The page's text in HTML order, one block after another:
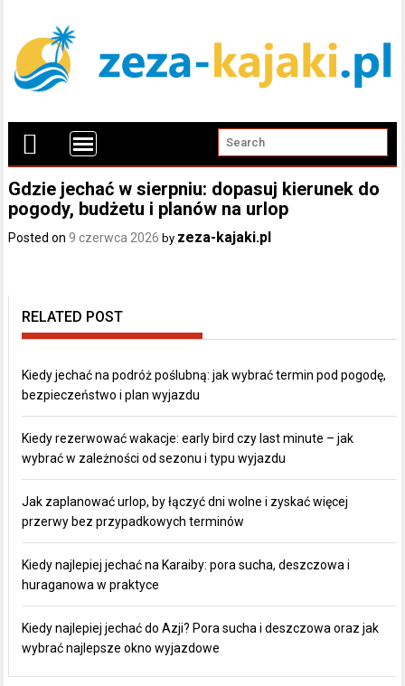
Gdzie jechać w sierpniu: dopasuj kierunek do
pogody, budżetu i planów na urlop
Posted on9 czerwca 2026 by zeza-kajaki.pl
RELATED POST
Kiedy jechać na podróż poślubną: jak wybrać termin pod pogodę,
bezpieczeństwo i plan wyjazdu
Kiedy rezerwować wakacje: early bird czy last minute – jak
wybrać w zależności od sezonu i typu wyjazdu
Jak zaplanować urlop, by łączyć dni wolne i zyskać więcej
przerwy bez przypadkowych terminów
Kiedy najlepiej jechać na Karaiby: pora sucha, deszczowa i
huraganowa w praktyce
Kiedy najlepiej jechać do Azji? Pora sucha i deszczowa oraz jak
wybrać najlepsze okno wyjazdowe